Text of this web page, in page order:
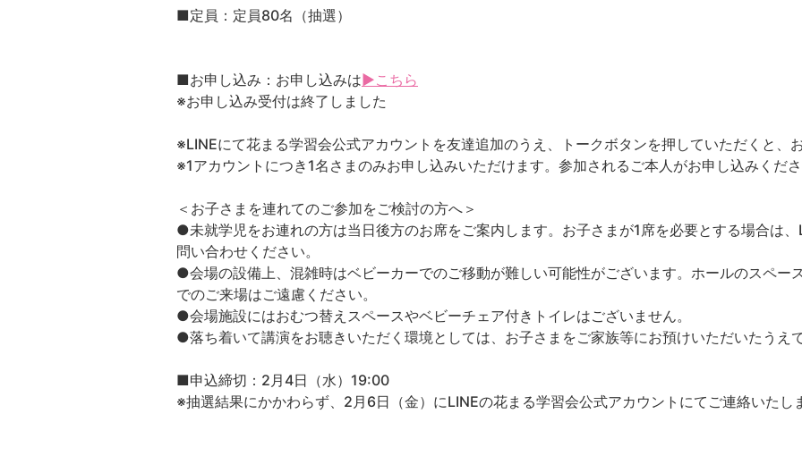
■定員：定員80名（抽選）
■お申し込み：お申し込みは▶こちら
※お申し込み受付は終了しました
※LINEにて花まる学習会公式アカウントを友達追加のうえ、トークボタンを押していただくと、
※1アカウントにつき1名さまのみお申し込みいただけます。参加されるご本人がお申し込みくだ
＜お子さまを連れてのご参加をご検討の方へ＞
●未就学児をお連れの方は当日後方のお席をご案内します。お子さまが1席を必要とする場合は
問い合わせください。
●会場の設備上、混雑時はベビーカーでのご移動が難しい可能性がございます。ホールのスペー
でのご来場はご遠慮ください。
●会場施設にはおむつ替えスペースやベビーチェア付きトイレはございません。
●落ち着いて講演をお聴きいただく環境としては、お子さまをご家族等にお預けいただいたうえ
■申込締切：2月4日（水）19:00
※抽選結果にかかわらず、2月6日（金）にLINEの花まる学習会公式アカウントにてご連絡いたし